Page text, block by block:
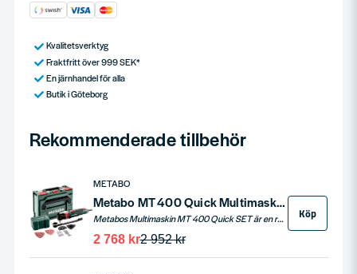
Kvalitetsverktyg
Fraktfritt över 999 SEK*
En järnhandel för alla
Butik i Göteborg
Rekommenderade tillbehör
METABO
Metabo MT 400 Quick Multimaskin 400W
Metabos Multimaskin MT 400 Quick SET är en robust och effektiv multimaskin med en kraftfull 400W motor. Med Metabos multiverktyg kan du enkelt sågam slipa, skrapa, raspa och arbeten som tidigare varit tidsförödande kan plötsligt göras med en enorm tidsbesparing. MT 400 är utrustad med snabbfsäte, gummerat greppvänligt handtag, LED-belysning, varvtalsreglering m.m.
2 952 kr
2 768 kr
Köp